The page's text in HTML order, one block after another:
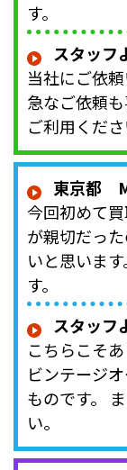
す。
スタッフ
当社にご依
急なご依頼
ご利用くださ
東京都
今回初めて
が親切だっ
いと思いま
す。
スタッフ
こちらこそ
ビンテージ
ものです。
い。